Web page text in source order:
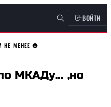
ВОЙТИ
МЕНЕЕ 🌚
МКАДу… ,но